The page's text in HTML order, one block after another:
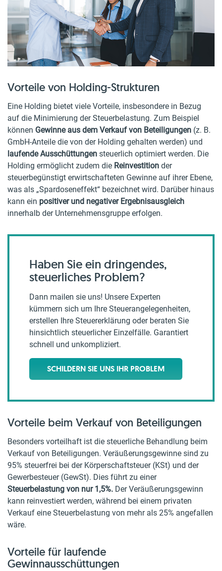
Vorteile von Holding-Strukturen
Eine Holding bietet viele Vorteile, insbesondere in Bezug
auf die Minimierung der Steuerbelastung. Zum Beispiel
können Gewinne aus dem Verkauf von Beteiligungen (z. B.
GmbH-Anteile die von der Holding gehalten werden) und
laufende Ausschüttungen steuerlich optimiert werden. Die
Holding ermöglicht zudem die Reinvestition der
steuerbegünstigt erwirtschafteten Gewinne auf ihrer Ebene,
was als „Spardoseneffekt“ bezeichnet wird. Darüber hinaus
kann ein positiver und negativer Ergebnisausgleich
innerhalb der Unternehmensgruppe erfolgen.
Haben Sie ein dringendes,
steuerliches Problem?
Dann mailen sie uns! Unsere Experten
kümmern sich um Ihre Steuerangelegenheiten,
erstellen Ihre Steuererklärung oder beraten Sie
hinsichtlich steuerlicher Einzelfälle. Garantiert
schnell und unkompliziert.
SCHILDERN SIE UNS IHR PROBLEM
Vorteile beim Verkauf von Beteiligungen
Besonders vorteilhaft ist die steuerliche Behandlung beim
Verkauf von Beteiligungen. Veräußerungsgewinne sind zu
95% steuerfrei bei der Körperschaftsteuer (KSt) und der
Gewerbesteuer (GewSt). Dies führt zu einer
Steuerbelastung von nur 1,5%. Der Veräußerungsgewinn
kann reinvestiert werden, während bei einem privaten
Verkauf eine Steuerbelastung von mehr als 25% angefallen
wäre.
Vorteile für laufende
Gewinnausschüttungen